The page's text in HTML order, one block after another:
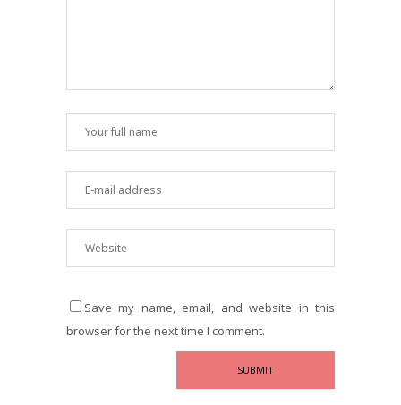
Save my name, email, and website in this
browser for the next time I comment.